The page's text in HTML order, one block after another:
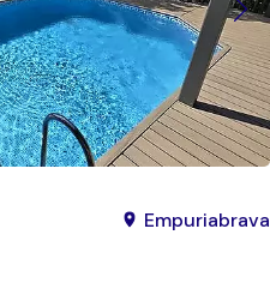
Empuriabrava